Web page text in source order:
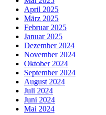
April 2025
März 2025
Februar 2025
Januar 2025
Dezember 2024
November 2024
Oktober 2024
September 2024
August 2024
Juli 2024
Juni 2024
Mai 2024